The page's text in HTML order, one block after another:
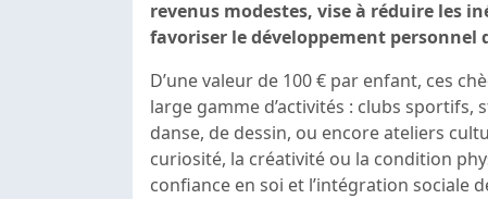
revenus modestes, vise à réduire les
favoriser le développement personnel
D’une valeur de 100 € par enfant, ces
large gamme d’activités : clubs sportifs,
danse, de dessin, ou encore ateliers
curiosité, la créativité ou la condition
confiance en soi et l’intégration sociale